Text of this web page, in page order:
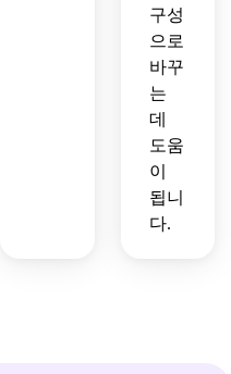
구성
으로
바꾸
는
데
도움
이
됩니
다.